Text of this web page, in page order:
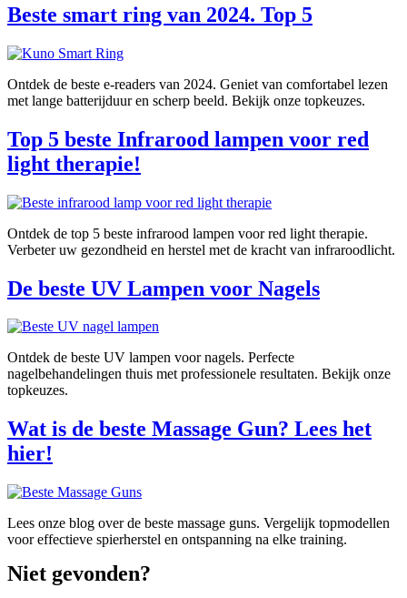
Beste smart ring van 2024. Top 5
Ontdek de beste e-readers van 2024. Geniet van comfortabel lezen
met lange batterijduur en scherp beeld. Bekijk onze topkeuzes.
Top 5 beste Infrarood lampen voor red
light therapie!
Ontdek de top 5 beste infrarood lampen voor red light therapie.
Verbeter uw gezondheid en herstel met de kracht van infraroodlicht.
De beste UV Lampen voor Nagels
Ontdek de beste UV lampen voor nagels. Perfecte
nagelbehandelingen thuis met professionele resultaten. Bekijk onze
topkeuzes.
Wat is de beste Massage Gun? Lees het
hier!
Lees onze blog over de beste massage guns. Vergelijk topmodellen
voor effectieve spierherstel en ontspanning na elke training.
Niet gevonden?